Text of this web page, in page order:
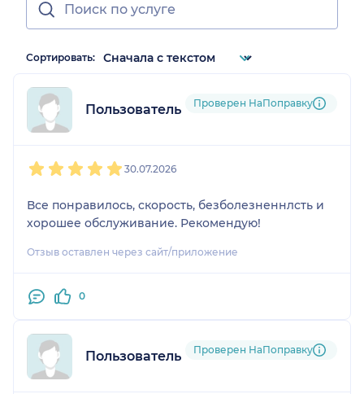
Сортировать:
Пользователь НаПоправку
Проверен НаПоправку
30.07.2026
Все понравилось, скорость, безболезненнлсть и
хорошее обслуживание. Рекомендую!
Отзыв оставлен через сайт/приложение
0
Пользователь НаПоправку
Проверен НаПоправку